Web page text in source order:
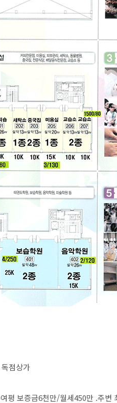
점상가
평 보증금6천만/월세450만 .주변